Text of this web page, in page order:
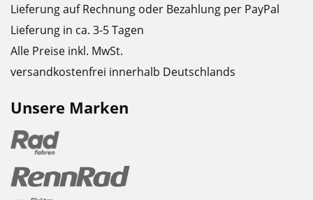
Lieferung auf Rechnung oder Bezahlung per PayPal
Lieferung in ca. 3-5 Tagen
Alle Preise inkl. MwSt.
versandkostenfrei innerhalb Deutschlands
Unsere Marken